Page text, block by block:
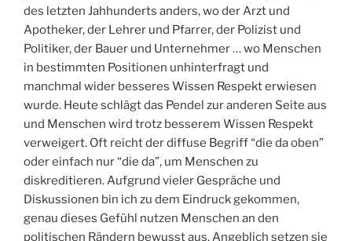
des letzten Jahhunderts anders, wo der Arzt und
Apotheker, der Lehrer und Pfarrer, der Polizist und
Politiker, der Bauer und Unternehmer … wo Menschen
in bestimmten Positionen unhinterfragt und
manchmal wider besseres Wissen Respekt erwiesen
wurde. Heute schlägt das Pendel zur anderen Seite aus
und Menschen wird trotz besserem Wissen Respekt
verweigert. Oft reicht der diffuse Begriff “die da oben”
oder einfach nur “die da”, um Menschen zu
diskreditieren. Aufgrund vieler Gespräche und
Diskussionen bin ich zu dem Eindruck gekommen,
genau dieses Gefühl nutzen Menschen an den
politischen Rändern bewusst aus. Angeblich setzen sie